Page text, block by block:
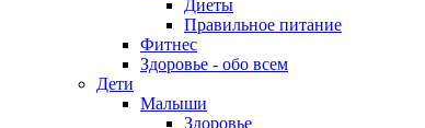
Диеты
Правильное питание
Фитнес
Здоровье - обо всем
Дети
Малыши
Здоровье